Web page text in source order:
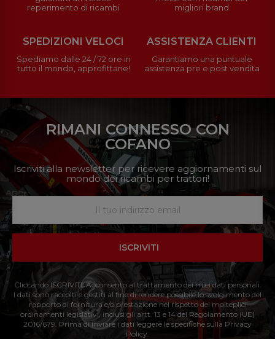
reperimento di ricambi
migliori brand
SPEDIZIONI VELOCI
Spediamo dalle 24 / 72 ore in
tutto il mondo, approfittane!
ASSISTENZA CLIENTI
Garantiamo una puntuale
assistenza pre e post vendita
RIMANI CONNESSO CON
COFANO
Iscriviti alla newsletter per ricevere aggiornamenti sul
mondo dei ricambi per trattori!
ISCRIVITI
Cliccando ISCRIVITI: Acconsento al trattamento dei miei dati personali.
I dati sono raccolti e gestiti al fine di rendere possibile lo svolgimento del
rapporto di fornitura e/o prestazione nel rispetto dei molteplici
ordinamenti legislativi, inclusi gli artt. 13 e 14 del Regolamento (UE)
2016/679. Prima di inviare i dati leggere le specifiche sulla Privacy
Policy.